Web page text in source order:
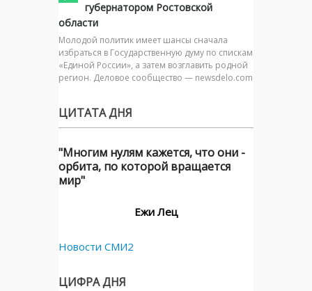
губернатором Ростовской
области
Молодой политик имеет шансы сначала
избраться в Государственную думу по спискам
«Единой России», а затем возглавить родной
регион. Деловое сообщество — newsdelo.com
ЦИТАТА ДНЯ
"Многим нулям кажется, что они -
орбита, по которой вращается
мир"
Ежи Лец
Новости СМИ2
ЦИФРА ДНЯ